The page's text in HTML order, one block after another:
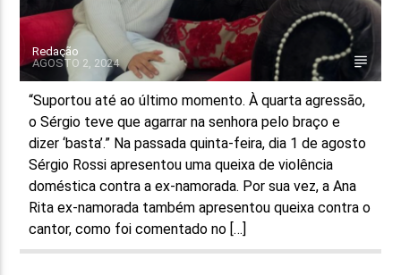
Redação
AGOSTO 2, 2024
“Suportou até ao último momento. À quarta agressão,
o Sérgio teve que agarrar na senhora pelo braço e
dizer ‘basta’.” Na passada quinta-feira, dia 1 de agosto
Sérgio Rossi apresentou uma queixa de violência
doméstica contra a ex-namorada. Por sua vez, a Ana
Rita ex-namorada também apresentou queixa contra o
cantor, como foi comentado no […]